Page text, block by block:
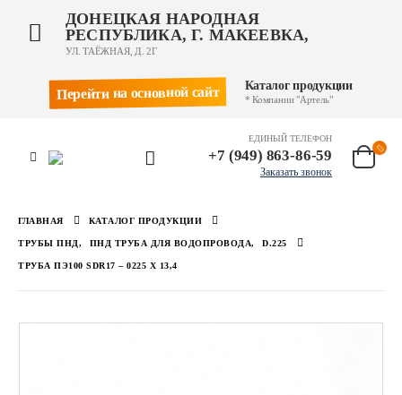
ДОНЕЦКАЯ НАРОДНАЯ
РЕСПУБЛИКА, Г. МАКЕЕВКА,
УЛ. ТАЁЖНАЯ, Д. 2Г
Перейти на основной сайт Каталог продукции
* Компании "Артель"
ЕДИНЫЙ ТЕЛЕФОН
+7 (949) 863-86-59
Заказать звонок
ГЛАВНАЯ КАТАЛОГ ПРОДУКЦИИ
ТРУБЫ ПНД, ПНД ТРУБА ДЛЯ ВОДОПРОВОДА, D.225
ТРУБА ПЭ100 SDR17 – 0225 Х 13,4